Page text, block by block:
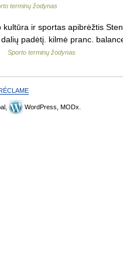
terminų žodynas
ir sportas apibrėžtis
padėtį. kilmė pranc.
Sporto terminų žodynas
WordPress, MODx.